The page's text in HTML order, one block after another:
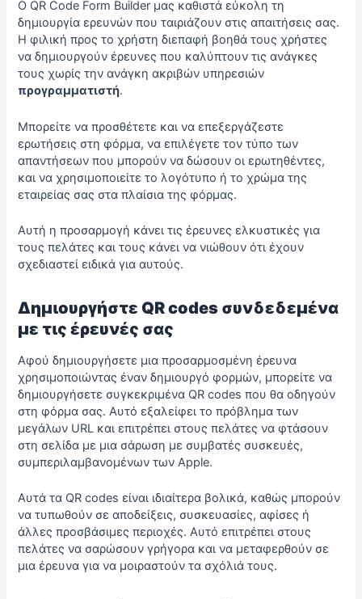
Ο QR Code Form Builder μας καθιστά εύκολη τη
δημιουργία ερευνών που ταιριάζουν στις απαιτήσεις σας.
Η φιλική προς το χρήστη διεπαφή βοηθά τους χρήστες
να δημιουργούν έρευνες που καλύπτουν τις ανάγκες
τους χωρίς την ανάγκη ακριβών υπηρεσιών
προγραμματιστή.
Μπορείτε να προσθέτετε και να επεξεργάζεστε
ερωτήσεις στη φόρμα, να επιλέγετε τον τύπο των
απαντήσεων που μπορούν να δώσουν οι ερωτηθέντες,
και να χρησιμοποιείτε το λογότυπο ή το χρώμα της
εταιρείας σας στα πλαίσια της φόρμας.
Αυτή η προσαρμογή κάνει τις έρευνες ελκυστικές για
τους πελάτες και τους κάνει να νιώθουν ότι έχουν
σχεδιαστεί ειδικά για αυτούς.
Δημιουργήστε QR codes συνδεδεμένα
με τις έρευνές σας
Αφού δημιουργήσετε μια προσαρμοσμένη έρευνα
χρησιμοποιώντας έναν δημιουργό φορμών, μπορείτε να
δημιουργήσετε συγκεκριμένα QR codes που θα οδηγούν
στη φόρμα σας. Αυτό εξαλείφει το πρόβλημα των
μεγάλων URL και επιτρέπει στους πελάτες να φτάσουν
στη σελίδα με μια σάρωση με συμβατές συσκευές,
συμπεριλαμβανομένων των Apple.
Αυτά τα QR codes είναι ιδιαίτερα βολικά, καθώς μπορούν
να τυπωθούν σε αποδείξεις, συσκευασίες, αφίσες ή
άλλες προσβάσιμες περιοχές. Αυτό επιτρέπει στους
πελάτες να σαρώσουν γρήγορα και να μεταφερθούν σε
μιαέρευνα για να μοιραστούν τα σχόλιά τους.